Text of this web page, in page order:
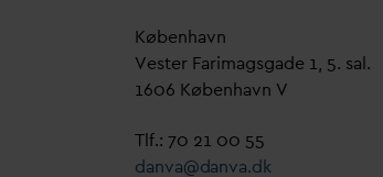
København
Vester Farimagsgade 1, 5. sal.
1606 København V
Tlf.: 70 21 00 55
danva@danva.dk